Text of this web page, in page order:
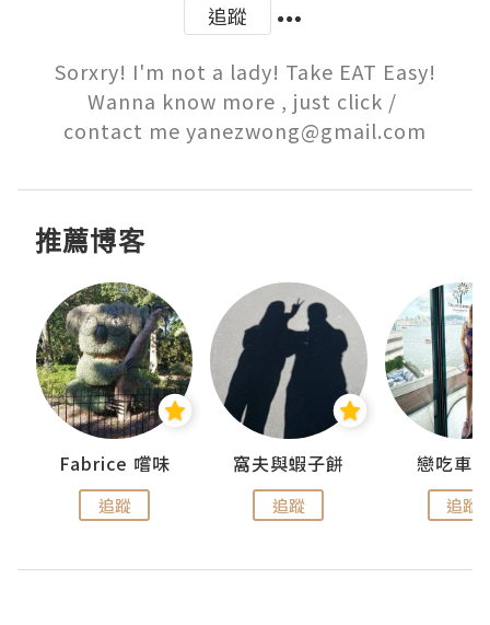
追蹤
Sorxry! I'm not a lady! Take EAT Easy!
Wanna know more , just click /
contact me yanezwong@gmail.com
推薦博客
Fabrice 嚐味
追蹤
窩夫與蝦子餅
追蹤
戀吃車
追蹤